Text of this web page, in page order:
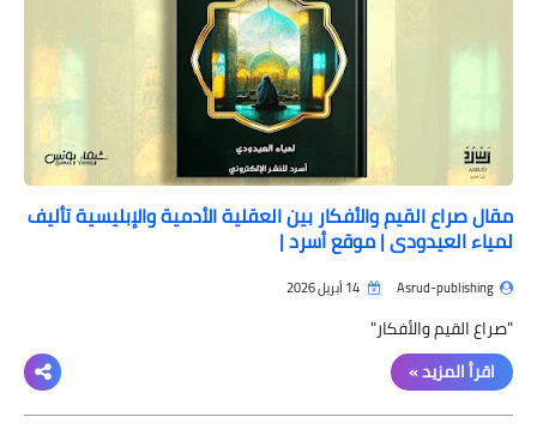
مقال صراع القيم والأفكار بين العقلية الأدمية والإبليسية تأليف
لمياء العيدودي | موقع أسرد |
Asrud-publishing
"صراع القيم والأفكار"
اقرأ المزيد »